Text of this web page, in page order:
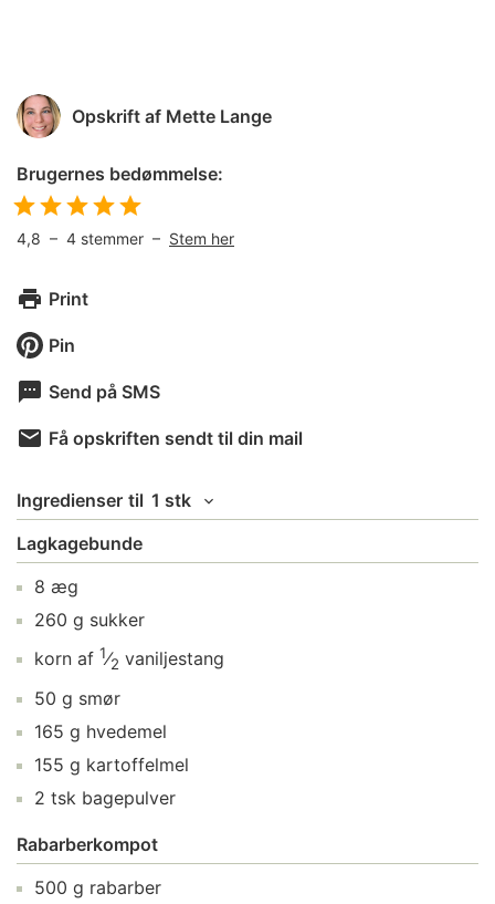
Opskrift af Mette Lange
Brugernes bedømmelse:
4,8 – 4 stemmer – Stem her
Print
Pin
Send på SMS
Få opskriften sendt til din mail
Ingredienser til 1 stk
Lagkagebunde
8 æg
260 g sukker
korn af 1⁄2 vaniljestang
50 g smør
165 g hvedemel
155 g kartoffelmel
2 tsk bagepulver
Rabarberkompot
500 g rabarber